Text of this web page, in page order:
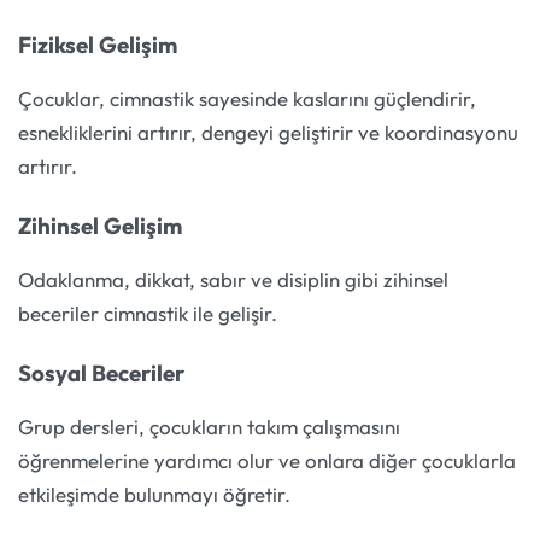
Fiziksel Gelişim
Çocuklar, cimnastik sayesinde kaslarını güçlendirir,
esnekliklerini artırır, dengeyi geliştirir ve koordinasyonu
artırır.
Zihinsel Gelişim
Odaklanma, dikkat, sabır ve disiplin gibi zihinsel
beceriler cimnastik ile gelişir.
Sosyal Beceriler
Grup dersleri, çocukların takım çalışmasını
öğrenmelerine yardımcı olur ve onlara diğer çocuklarla
etkileşimde bulunmayı öğretir.